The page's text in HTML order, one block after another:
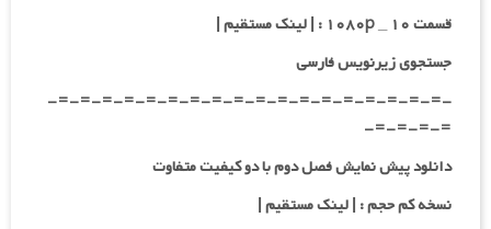
قسمت ۱۰ _ ۱۰۸۰p : | لینک مستقیم |
جستجوی زیرنویس فارسی
-=-=-=-=-=-=-=-=-=-=-=-=-=-=-=-=-=-=-
=-=-=-=-
دانلود پیش نمایش فصل دوم با دو کیفیت متفاوت
نسخه کم حجم : | لینک مستقیم |